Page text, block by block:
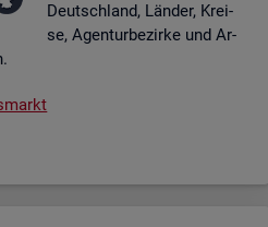
Deutsch­land, Län­der, Krei­
se, Agen­tur­be­zir­ke und Ar­